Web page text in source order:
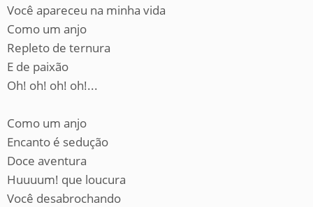
Você apareceu na minha vida
Como um anjo
Repleto de ternura
E de paixão
Oh! oh! oh! oh!...
Como um anjo
Encanto é sedução
Doce aventura
Huuuum! que loucura
Você desabrochando